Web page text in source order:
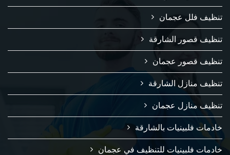
تنظيف فلل عجمان
تنظيف قصور الشارقة
تنظيف قصور عجمان
تنظيف منازل الشارقة
تنظيف منازل عجمان
خادمات فلبينيات بالشارقة
خادمات فلبينيات للتنظيف في عجمان